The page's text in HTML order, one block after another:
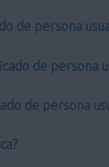
de persona
de persona
de persona